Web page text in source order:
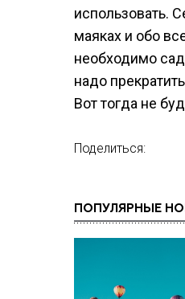
использовать.
маяках и обо
необходимо
надо
Вот тогда не
Поделиться:
ПОПУЛЯРНЫЕ